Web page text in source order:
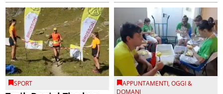
SPORT APPUNTAMENTI,OGGI &
DOMANI